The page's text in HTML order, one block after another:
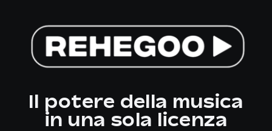
Il potere della musica
in una sola licenza